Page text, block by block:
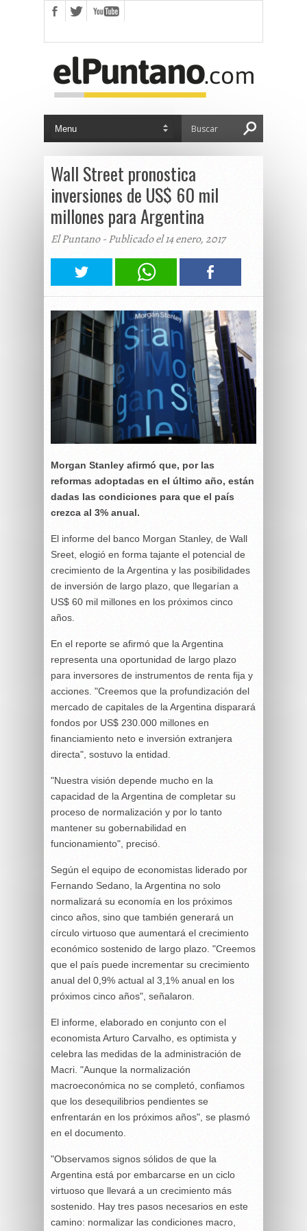
Wall Street pronostica
inversiones de US$ 60 mil
millones para Argentina
El Puntano - Publicado el 14 enero, 2017
Morgan Stanley afirmó que, por las
reformas adoptadas en el último año, están
dadas las condiciones para que el país
crezca al 3% anual.
El informe del banco Morgan Stanley, de Wall
Sreet, elogió en forma tajante el potencial de
crecimiento de la Argentina y las posibilidades
de inversión de largo plazo, que llegarían a
US$ 60 mil millones en los próximos cinco
años.
En el reporte se afirmó que la Argentina
representa una oportunidad de largo plazo
para inversores de instrumentos de renta fija y
acciones. "Creemos que la profundización del
mercado de capitales de la Argentina disparará
fondos por US$ 230.000 millones en
financiamiento neto e inversión extranjera
directa", sostuvo la entidad.
"Nuestra visión depende mucho en la
capacidad de la Argentina de completar su
proceso de normalización y por lo tanto
mantener su gobernabilidad en
funcionamiento", precisó.
Según el equipo de economistas liderado por
Fernando Sedano, la Argentina no solo
normalizará su economía en los próximos
cinco años, sino que también generará un
círculo virtuoso que aumentará el crecimiento
económico sostenido de largo plazo. "Creemos
que el país puede incrementar su crecimiento
anual del 0,9% actual al 3,1% anual en los
próximos cinco años", señalaron.
El informe, elaborado en conjunto con el
economista Arturo Carvalho, es optimista y
celebra las medidas de la administración de
Macri. "Aunque la normalización
macroeconómica no se completó, confiamos
que los desequilibrios pendientes se
enfrentarán en los próximos años", se plasmó
en el documento.
"Observamos signos sólidos de que la
Argentina está por embarcarse en un ciclo
virtuoso que llevará a un crecimiento más
sostenido. Hay tres pasos necesarios en este
camino: normalizar las condiciones macro,